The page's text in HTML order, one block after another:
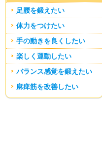
足腰を鍛えたい
体力をつけたい
手の動きを良くしたい
楽しく運動したい
バランス感覚を鍛えたい
麻痺筋を改善したい